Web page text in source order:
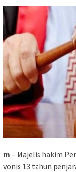
m – Majelis hakim
vonis 13 tahun